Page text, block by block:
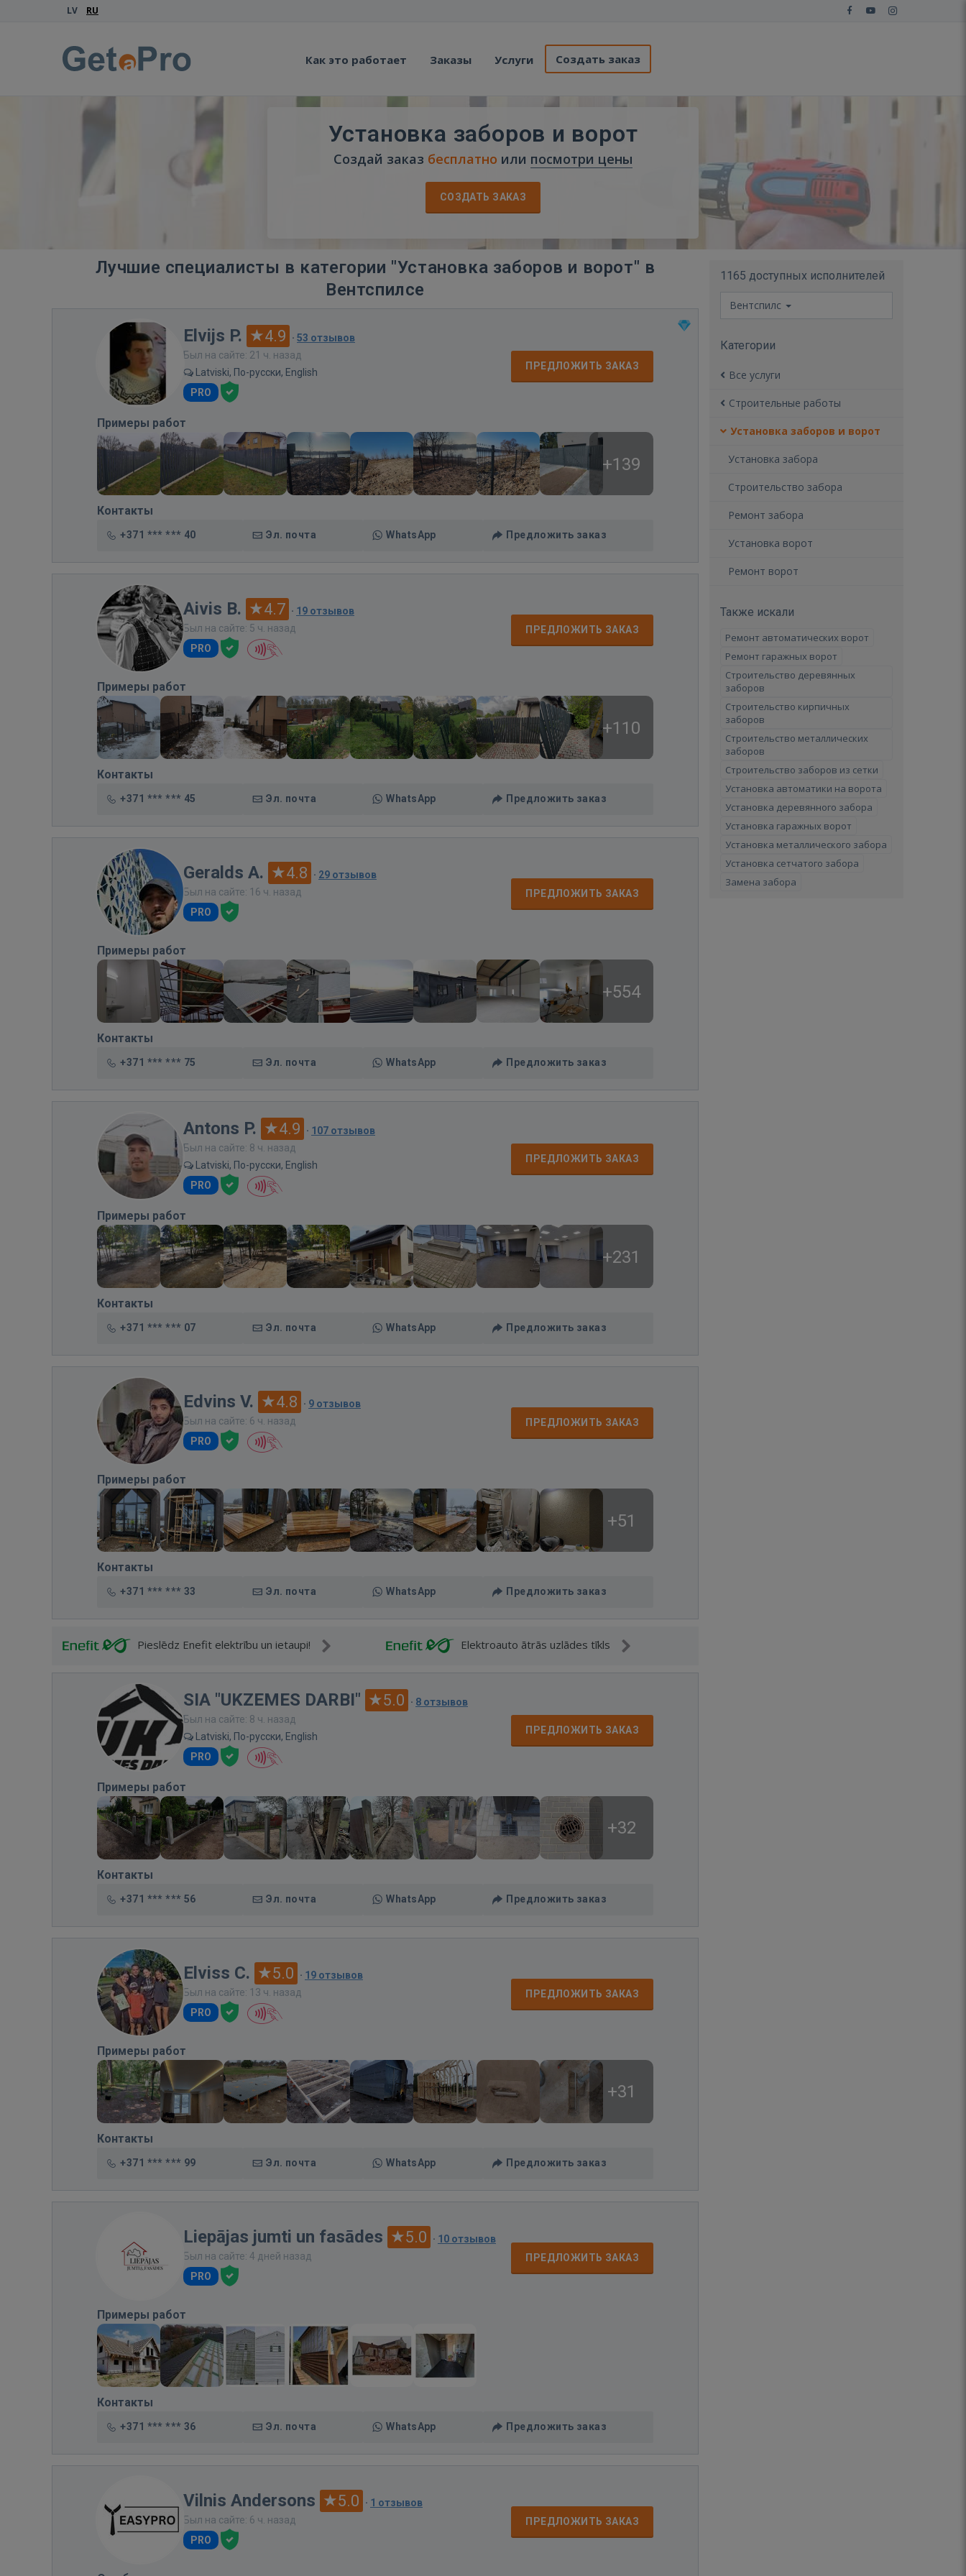
LV RU
Как это работает Заказы Услуги Создать заказ
Установка заборов и ворот
Создай заказ бесплатно или посмотри цены
СОЗДАТЬ ЗАКАЗ
Лучшие специалисты в категории "Установка заборов и ворот" в
Вентспилсе
Elvijs P. 4.9 · 53 отзывов
Был на сайте: 21 ч. назад
Latviski, По-русски, English
PRO
ПРЕДЛОЖИТЬ ЗАКАЗ
Примеры работ
+139
Контакты
+371 *** *** 40 Эл. почта WhatsApp Предложить заказ
Aivis B. 4.7 · 19 отзывов
Был на сайте: 5 ч. назад
PRO
ПРЕДЛОЖИТЬ ЗАКАЗ
Примеры работ
+110
Контакты
+371 *** *** 45 Эл. почта WhatsApp Предложить заказ
Geralds A. 4.8 · 29 отзывов
Был на сайте: 16 ч. назад
PRO
ПРЕДЛОЖИТЬ ЗАКАЗ
Примеры работ
+554
Контакты
+371 *** *** 75 Эл. почта WhatsApp Предложить заказ
Antons P. 4.9 · 107 отзывов
Был на сайте: 8 ч. назад
Latviski, По-русски, English
PRO
ПРЕДЛОЖИТЬ ЗАКАЗ
Примеры работ
+231
Контакты
+371 *** *** 07 Эл. почта WhatsApp Предложить заказ
Edvins V. 4.8 · 9 отзывов
Был на сайте: 6 ч. назад
PRO
ПРЕДЛОЖИТЬ ЗАКАЗ
Примеры работ
+51
Контакты
+371 *** *** 33 Эл. почта WhatsApp Предложить заказ
Pieslēdz Enefit elektrību un ietaupi! Elektroauto ātrās uzlādes tīkls
SIA "UKZEMES DARBI" 5.0 · 8 отзывов
Был на сайте: 8 ч. назад
Latviski, По-русски, English
PRO
ПРЕДЛОЖИТЬ ЗАКАЗ
Примеры работ
+32
Контакты
+371 *** *** 56 Эл. почта WhatsApp Предложить заказ
Elviss C. 5.0 · 19 отзывов
Был на сайте: 13 ч. назад
PRO
ПРЕДЛОЖИТЬ ЗАКАЗ
Примеры работ
+31
Контакты
+371 *** *** 99 Эл. почта WhatsApp Предложить заказ
Liepājas jumti un fasādes 5.0 · 10 отзывов
Был на сайте: 4 дней назад
PRO
ПРЕДЛОЖИТЬ ЗАКАЗ
Примеры работ
Контакты
+371 *** *** 36 Эл. почта WhatsApp Предложить заказ
Vilnis Andersons 5.0 · 1 отзывов
Был на сайте: 6 ч. назад
PRO
ПРЕДЛОЖИТЬ ЗАКАЗ
1165 доступных исполнителей
Вентспилс
Категории
Все услуги
Строительные работы
Установка заборов и ворот
Установка забора
Строительство забора
Ремонт забора
Установка ворот
Ремонт ворот
Также искали
Ремонт автоматических ворот
Ремонт гаражных ворот
Строительство деревянных
заборов
Строительство кирпичных
заборов
Строительство металлических
заборов
Строительство заборов из сетки
Установка автоматики на ворота
Установка деревянного забора
Установка гаражных ворот
Установка металлического забора
Установка сетчатого забора
Замена забора